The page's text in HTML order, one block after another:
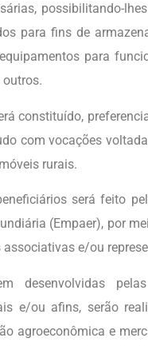
possibilitando-
para fins de
para
constituído,
com vocações
rurais.
será feito
(Empaer), por
e/ou
desenvolvidas
e/ou afins, serão
agroeconômica e